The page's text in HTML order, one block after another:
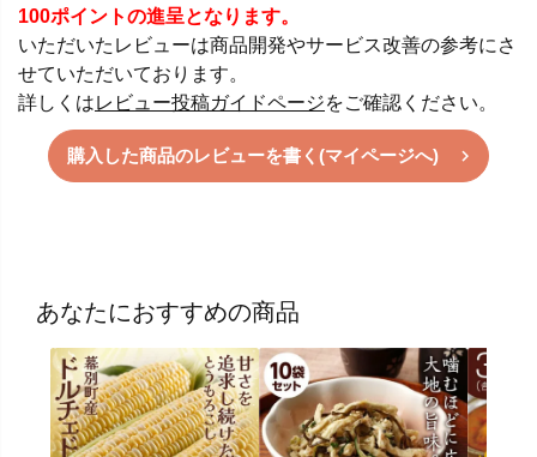
100ポイントの進呈となります。
いただいたレビューは商品開発やサービス改善の参考にさ
せていただいております。
詳しくはレビュー投稿ガイドページをご確認ください。
購入した商品のレビューを書く(マイページへ)
あなたにおすすめの商品